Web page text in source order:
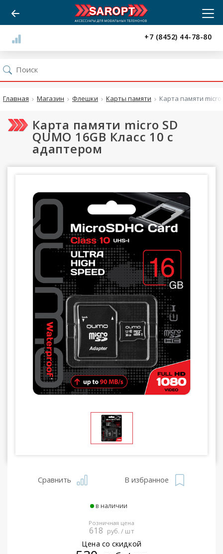
+7 (8452) 44-78-80
Главная Магазин Флешки Карты памяти Карта памяти micro
Карта памяти micro SD
QUMO 16GB Класс 10 c
адаптером
Сравнить В избранное
в наличии
Розничная цена
618 руб. / шт
Цена со скидкой